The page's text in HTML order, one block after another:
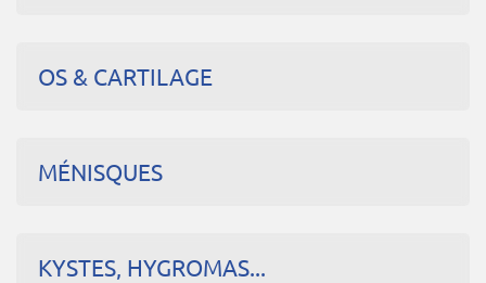
OS & CARTILAGE
MÉNISQUES
KYSTES, HYGROMAS...